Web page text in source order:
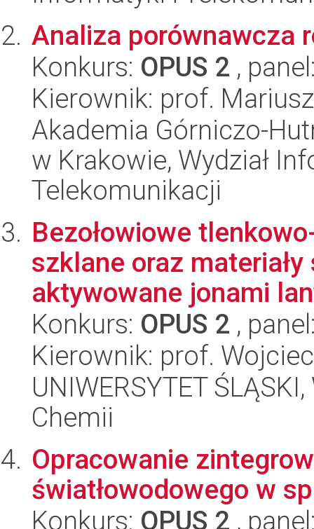
Analiza porównawcza
Konkurs: OPUS 2 ,
Kierownik: prof.
Akademia Górniczo-
w Krakowie, Wydział
Telekomunikacji
Bezołowiowe
szklane oraz
aktywowane jonami
Konkurs: OPUS 2 ,
Kierownik: prof.
UNIWERSYTET
Chemii
Opracowanie
światłowodowego w
Konkurs: OPUS 2 ,